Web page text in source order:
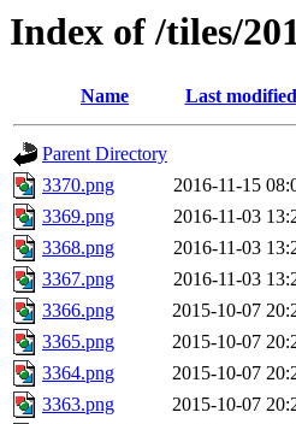
Index of /tiles/
Name Last modified
Parent Directory
3370.png
2016-11-15
3369.png
2016-11-03
3368.png
2016-11-03
3367.png
2016-11-03
3366.png
2015-10-07
3365.png
2015-10-07
3364.png
2015-10-07
3363.png
2015-10-07